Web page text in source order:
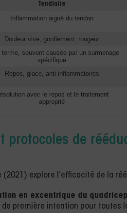
Tendinite
Inflammation aiguë du tendon
Douleur vive, gonflement, rougeur
terme, souvent causée par un surmenage
spécifique
Repos, glace, anti-inflammatoires
avec le repos et le traitement
approprié
protocoles de
(2021) explore l’efficacité de la
en excentrique du
première intention pour toutes